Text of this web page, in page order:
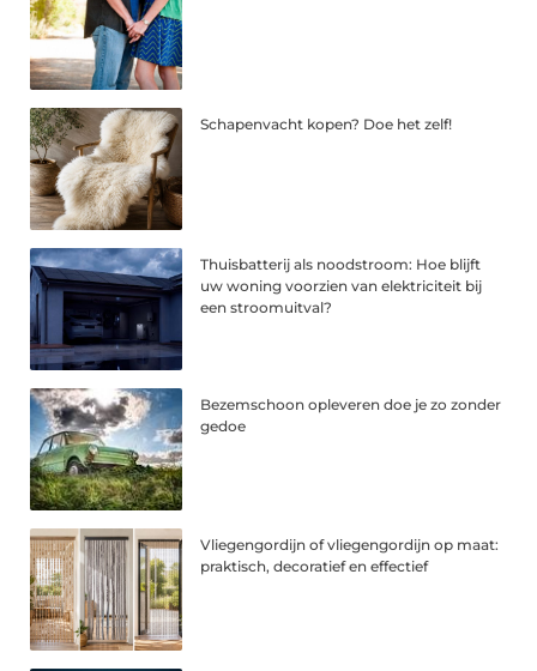
Schapenvacht kopen? Doe het zelf!
Thuisbatterij als noodstroom: Hoe blijft
uw woning voorzien van elektriciteit bij
een stroomuitval?
Bezemschoon opleveren doe je zo zonder
gedoe
Vliegengordijn of vliegengordijn op maat:
praktisch, decoratief en effectief